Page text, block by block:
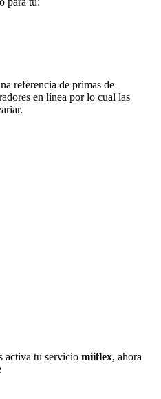
referencia de primas de
en línea por lo cual las
activa tu servicio miiflex, ahora